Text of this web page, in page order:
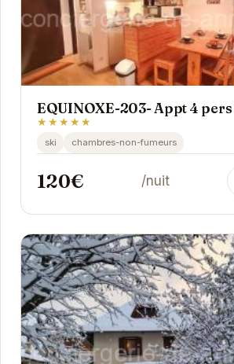
EQUINOXE-203- Appt 4
★★★★★
ski chambres-non-fumeurs
120€ /nuit